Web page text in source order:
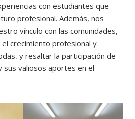
con estudiantes que
profesional. Además, nos
vínculo con las comunidades,
crecimiento profesional y
y resaltar la participación de
sus valiosos aportes en el